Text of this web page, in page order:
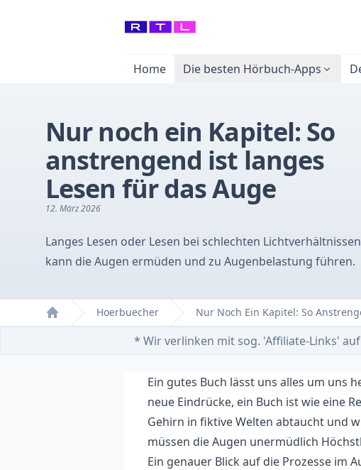
Home Die besten Hörbuch-Apps
Nur noch ein Kapitel: So
anstrengend ist langes
Lesen für das Auge
12. März 2026
Langes Lesen oder Lesen bei schlechten Lichtverhältnissen
kann die Augen ermüden und zu Augenbelastung führen.
Home
Hoerbuecher Nur Noch Ein Kapitel: So
* Wir verlinken mit sog. 'Affiliate-Links'
Ein gutes Buch lässt uns alles um uns
neue Eindrücke, ein Buch ist wie eine
Gehirn in fiktive Welten abtaucht und
müssen die Augen unermüdlich
Ein genauer Blick auf die Prozesse im